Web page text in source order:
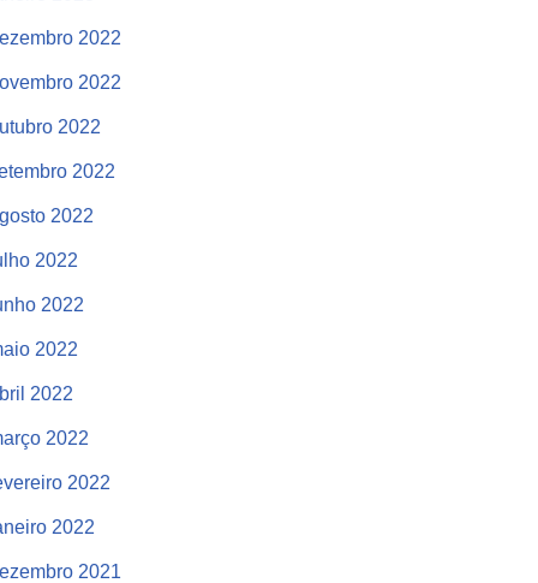
2022
2022
2022
2022
2022
2022
2022
2022
2022
2022
2022
2022
2021